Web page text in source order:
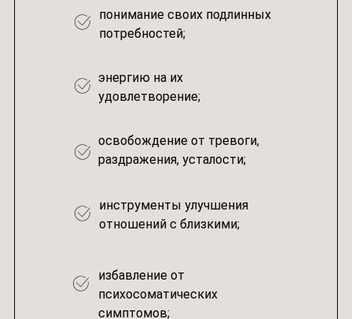
понимание своих подлинных
потребностей;
энергию на их
удовлетворение;
освобождение от тревоги,
раздражения, усталости;
инструменты улучшения
отношений с близкими;
избавление от
психосоматических
симптомов;